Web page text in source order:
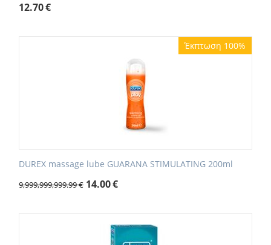
12.70€
Έκπτωση 100%
DUREX massage lube GUARANA STIMULATING 200ml
9,999,999,999.99€ 14.00€